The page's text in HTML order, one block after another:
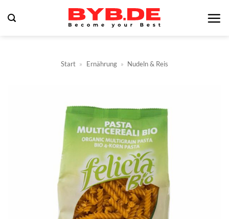
Inhalt
Start » Ernährung » Nudeln & Reis